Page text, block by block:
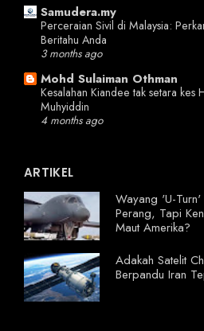
Samudera.my
Perceraian Sivil di Malaysia:
Beritahu Anda
3 months ago
Mohd Sulaiman Othman
Kesalahan Kiandee tak setara kes
Muhyiddin
4 months ago
ARTIKEL
Wayang 'U-Turn'
Perang, Tapi
Maut Amerika?
Adakah Satelit
Berpandu Iran